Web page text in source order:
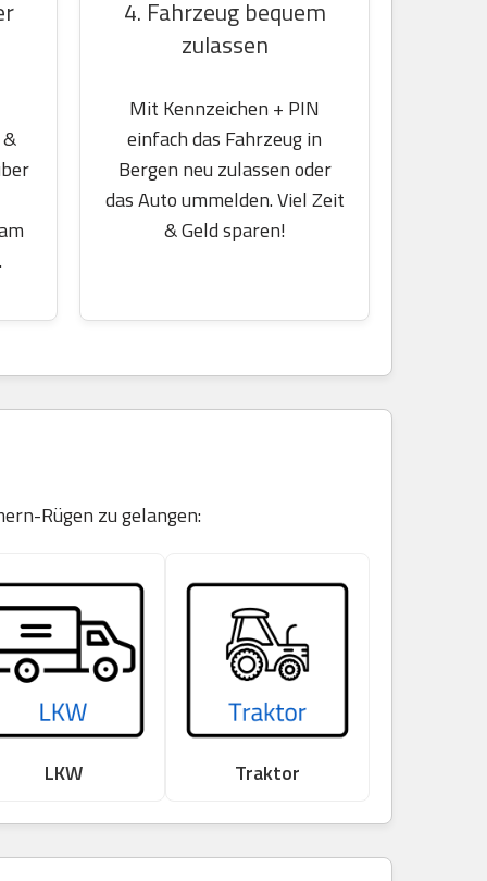
4. Fahrzeug bequem
zulassen
Mit Kennzeichen + PIN
einfach das Fahrzeug in
Bergen neu zulassen oder
das Auto ummelden. Viel Zeit
& Geld sparen!
Rügen zu gelangen:
LKW Traktor